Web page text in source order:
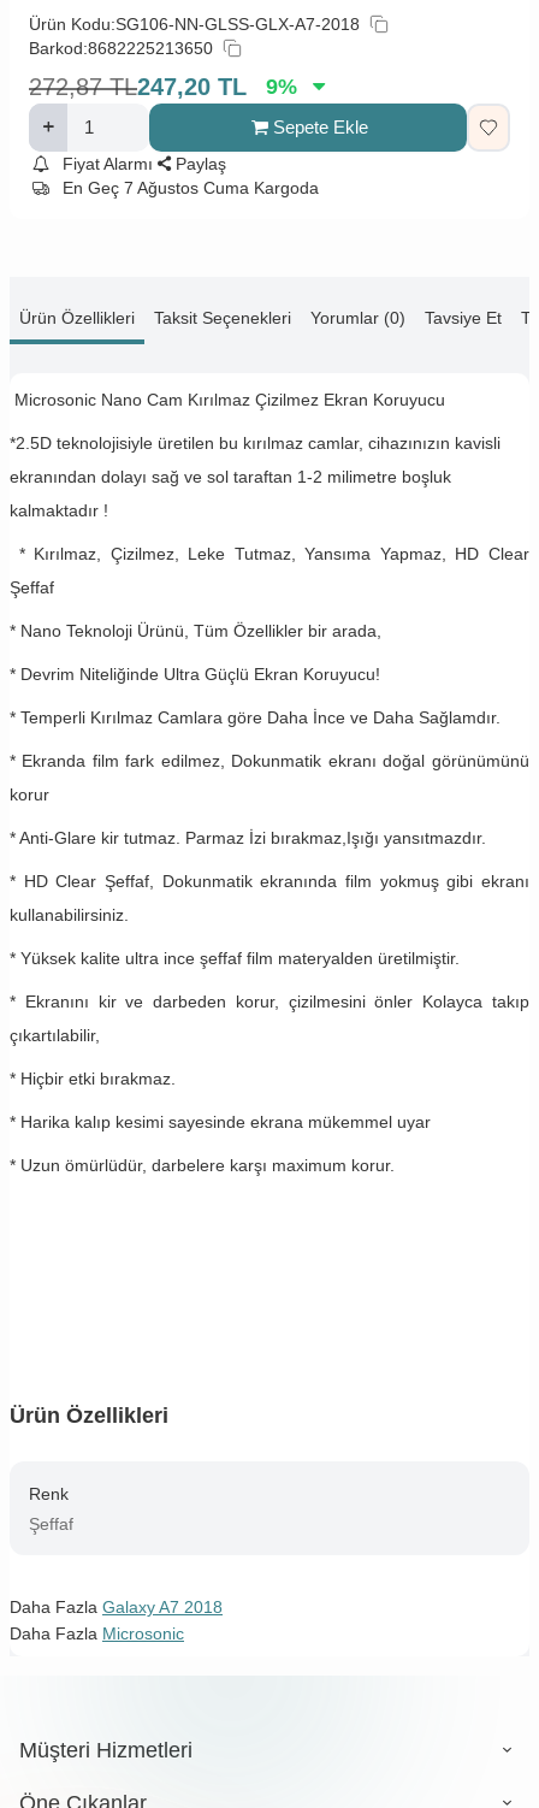
Ürün Kodu:SG106-NN-GLSS-GLX-A7-2018
Barkod:8682225213650
272,87 TL247,20 TL 9%
Sepete Ekle
Fiyat Alarmı
Paylaş
En Geç 7 Ağustos Cuma Kargoda
Ürün Özellikleri Taksit Seçenekleri Yorumlar (0) Tavsiye Et
Microsonic Nano Cam Kırılmaz Çizilmez Ekran Koruyucu
*2.5D teknolojisiyle üretilen bu kırılmaz camlar, cihazınızın kavisli
ekranından dolayı sağ ve sol taraftan 1-2 milimetre boşluk
kalmaktadır !
* Kırılmaz, Çizilmez, Leke Tutmaz, Yansıma Yapmaz, HD Clear
Şeffaf
* Nano Teknoloji Ürünü, Tüm Özellikler bir arada,
* Devrim Niteliğinde Ultra Güçlü Ekran Koruyucu!
* Temperli Kırılmaz Camlara göre Daha İnce ve Daha Sağlamdır.
* Ekranda film fark edilmez, Dokunmatik ekranı doğal görünümünü
korur
* Anti-Glare kir tutmaz. Parmaz İzi bırakmaz,Işığı yansıtmazdır.
* HD Clear Şeffaf, Dokunmatik ekranında film yokmuş gibi ekranı
kullanabilirsiniz.
* Yüksek kalite ultra ince şeffaf film materyalden üretilmiştir.
* Ekranını kir ve darbeden korur, çizilmesini önler Kolayca takıp
çıkartılabilir,
* Hiçbir etki bırakmaz.
* Harika kalıp kesimi sayesinde ekrana mükemmel uyar
* Uzun ömürlüdür, darbelere karşı maximum korur.
Ürün Özellikleri
Renk
Şeffaf
Daha Fazla Galaxy A7 2018
Daha Fazla Microsonic
Müşteri Hizmetleri
Öne Çıkanlar